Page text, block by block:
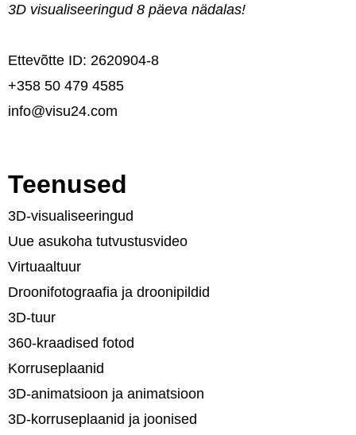
3D visualiseeringud 8 päeva nädalas!
Ettevõtte ID: 2620904-8
+358 50 479 4585
info@visu24.com
Teenused
3D-visualiseeringud
Uue asukoha tutvustusvideo
Virtuaaltuur
Droonifotograafia ja droonipildid
3D-tuur
360-kraadised fotod
Korruseplaanid
3D-animatsioon ja animatsioon
3D-korruseplaanid ja joonised